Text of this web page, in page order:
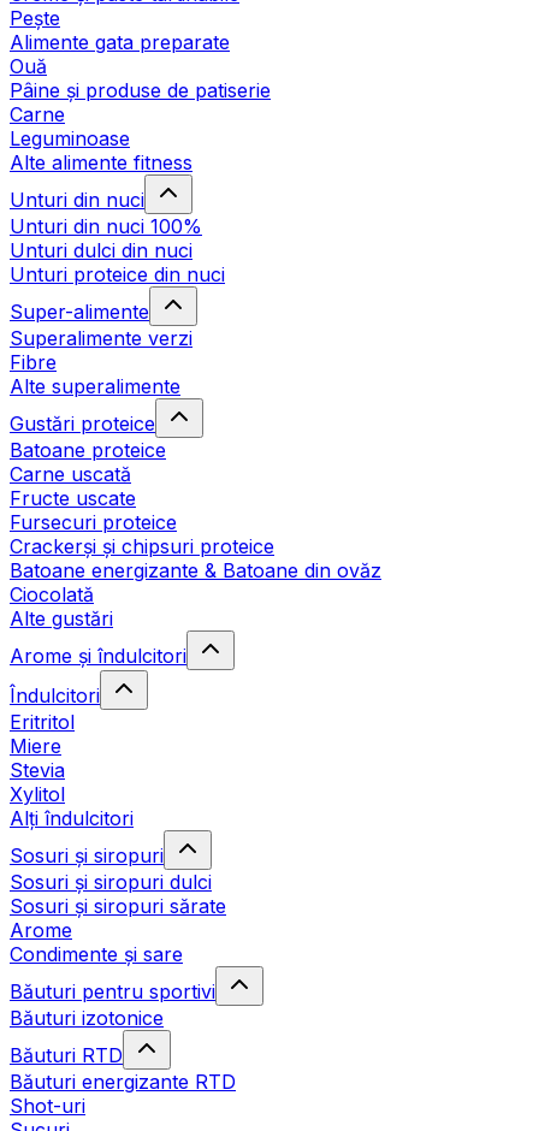
Pește
Alimente gata preparate
Ouă
Pâine și produse de patiserie
Carne
Leguminoase
Alte alimente fitness
Unturi din nuci
Unturi din nuci 100%
Unturi dulci din nuci
Unturi proteice din nuci
Super-alimente
Superalimente verzi
Fibre
Alte superalimente
Gustări proteice
Batoane proteice
Carne uscată
Fructe uscate
Fursecuri proteice
Crackerși și chipsuri proteice
Batoane energizante & Batoane din ovăz
Ciocolată
Alte gustări
Arome și îndulcitori
Îndulcitori
Eritritol
Miere
Stevia
Xylitol
Alți îndulcitori
Sosuri și siropuri
Sosuri și siropuri dulci
Sosuri și siropuri sărate
Arome
Condimente și sare
Băuturi pentru sportivi
Băuturi izotonice
Băuturi RTD
Băuturi energizante RTD
Shot-uri